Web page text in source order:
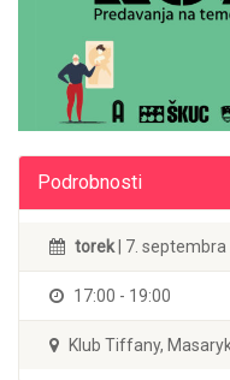
Podrobnosti
torek | 7.
17:00 - 19:00
Klub Tiffany,